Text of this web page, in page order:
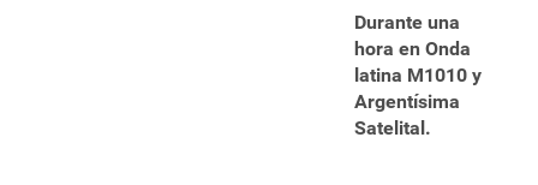
Durante una
hora en Onda
latina M1010 y
Argentísima
Satelital.